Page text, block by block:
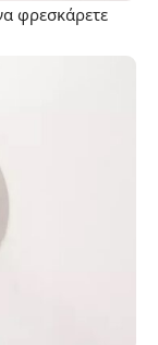
φρεσκάρετε